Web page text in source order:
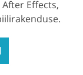
Effects,